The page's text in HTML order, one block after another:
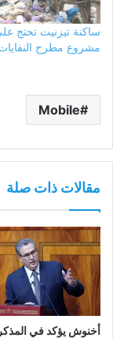
ساكنة تيزنيت تحتج
مشروع مطرح
Mobile
مقالات ذات صلة
أخنوش يؤكد في